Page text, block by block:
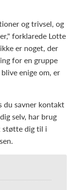
og trivsel, og
forklarede Lotte
er noget, der
for en gruppe
enige om, er
du savner kontakt
selv, har brug
støtte dig til i